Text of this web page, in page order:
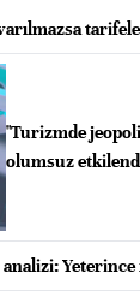
"Turizmde
olumsuz